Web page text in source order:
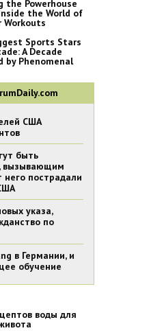
the Powerhouse
the World of
Workouts
Sports Stars
A Decade
by Phenomenal
США
быть
вызывающим
него пострадали
указа,
по
в Германии, и
обучение
воды для